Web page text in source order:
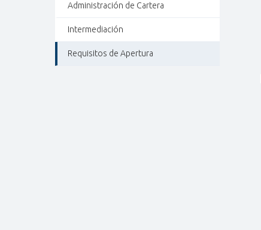
Administración de Cartera
Intermediación
Requisitos de Apertura